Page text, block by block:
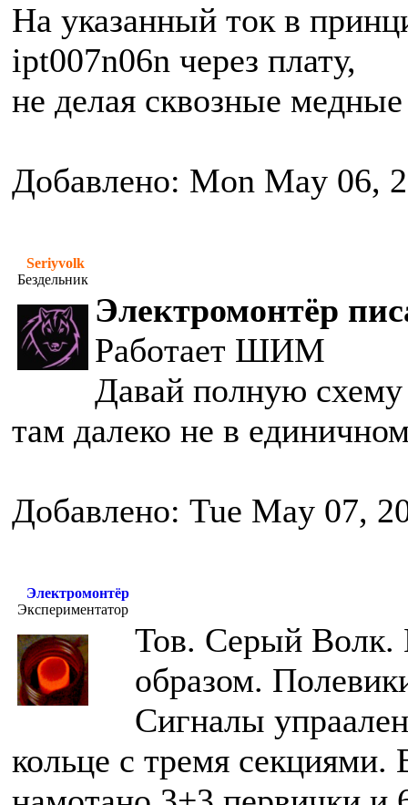
На указанный ток в
ipt007n06n через плату,
не делая сквозные
Добавлено: Mon May 06,
Seriyvolk
Бездельник
Электромонтёр
Работает ШИМ
Давай полную схему
там далеко не в
Добавлено: Tue May 07,
Электромонтёр
Экспериментатор
Тов. Серый Волк.
образом.
Сигналы
кольце с тремя